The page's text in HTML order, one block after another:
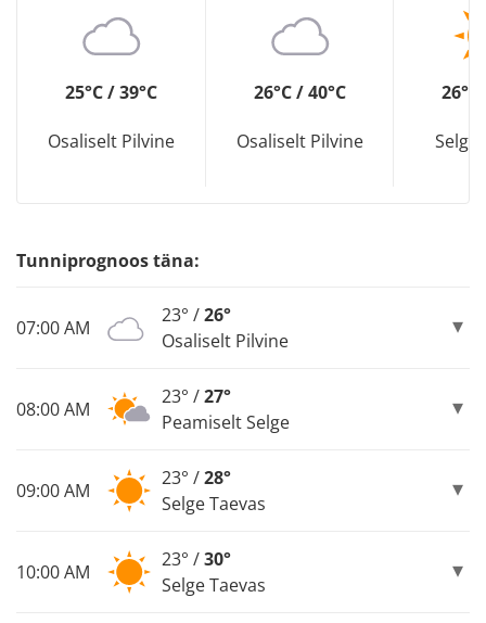
25°C / 39°C
Osaliselt Pilvine
26°C / 40°C
Osaliselt Pilvine
26°C
Selge
Tunniprognoos täna:
07:00 AM
23° /26°
Osaliselt Pilvine
08:00 AM
23° /27°
Peamiselt Selge
09:00 AM
23° /28°
Selge Taevas
10:00 AM
23° /30°
Selge Taevas